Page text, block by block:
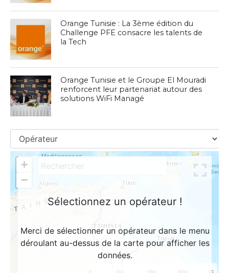
Orange Tunisie : La 3ème édition du
Challenge PFE consacre les talents de
la Tech
Orange Tunisie et le Groupe El Mouradi
renforcent leur partenariat autour des
solutions WiFi Managé